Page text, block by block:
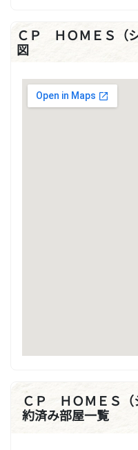
ＣＰ ＨＯＭＥＳ（
図
ＣＰ ＨＯＭＥＳ（
約済み部屋一覧